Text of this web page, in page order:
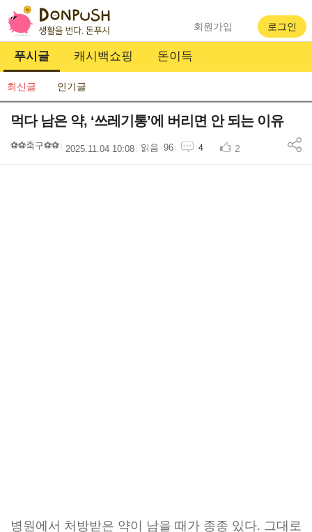
푸시글 캐시백쇼핑 돈이득
회원가입 로그인
최신글 인기글
먹다 남은 약, ‘쓰레기통’에 버리면 안 되는 이유
⚽️⚽️축구⚽️⚽️ 2025.11.04 10:08 96 4 2
병원에서 처방받은 약이 남을 때가 종종 있다. 그대로